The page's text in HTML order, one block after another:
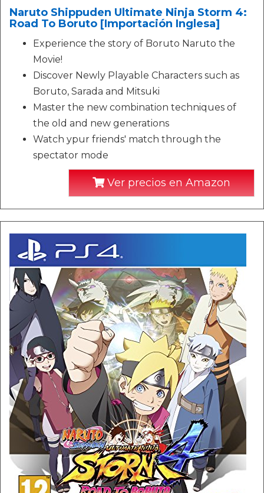
Naruto Shippuden Ultimate Ninja Storm 4:
Road To Boruto [Importación Inglesa]
Experience the story of Boruto Naruto the
Movie!
Discover Newly Playable Characters such as
Boruto, Sarada and Mitsuki
Master the new combination techniques of
the old and new generations
Watch ypur friends' match through the
spectator mode
Ver precios en Amazon